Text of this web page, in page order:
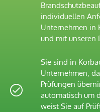
individuellen
Unternehmen in
und mit unseren
Sie sind in
Unternehmen,
Prüfungen
automatisch um
weist Sie auf